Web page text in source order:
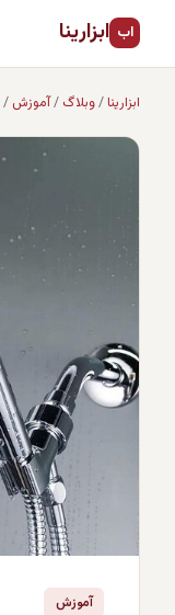
اب ابزارینا
ابزارینا /وبلاگ /آموزش /
آموزش